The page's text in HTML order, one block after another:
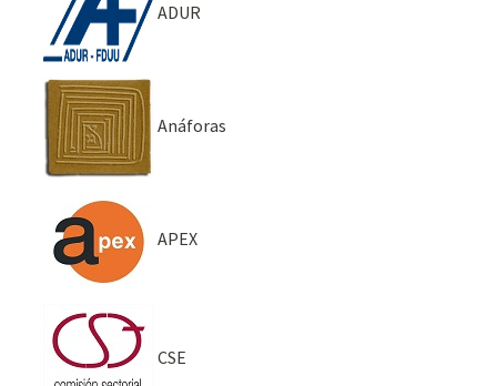
ADUR
Anáforas
APEX
CSE